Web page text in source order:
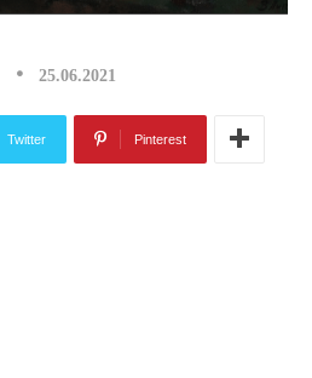
25.06.2021
Twitter Pinterest